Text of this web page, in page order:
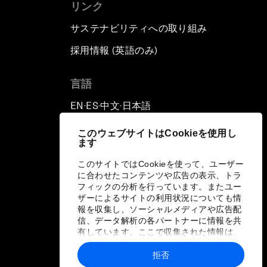
このウェブサイトはCookieを使用し
ます
このサイトではCookieを使って、ユーザー
に合わせたコンテンツや広告の表示、トラ
フィックの分析を行っています。またユー
ザーによるサイトの利用状況についても情
報を収集し、ソーシャルメディアや広告配
信、データ解析の各パートナーに情報を共
有しています。ここで収集された情報は、
ユーザーが各パートナーに提供した他の情
報や各パートナーのサービスを使用した際
拒否
リンク
サステナビリティへの取り組み
採用情報 (英語のみ)
言語
EN ▪ES▪中文▪ 日本語